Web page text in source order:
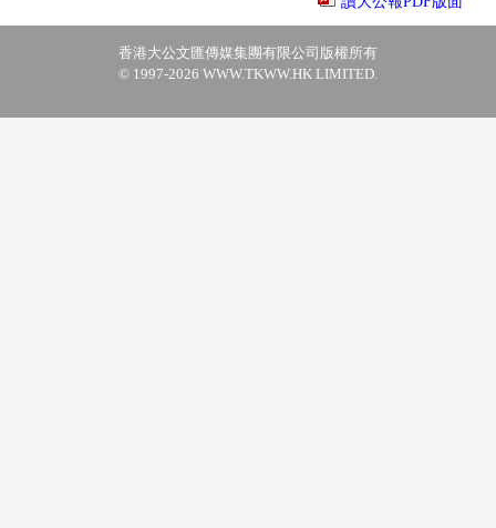
香港大公文匯傳媒集團有限公司版權所有
© 1997-2026 WWW.TKWW.HK LIMITED.